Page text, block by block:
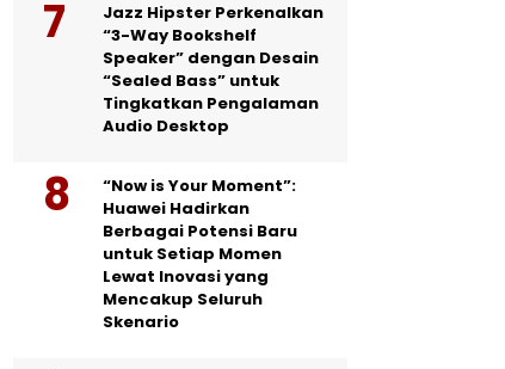
Jazz Hipster Perkenalkan
“3-Way Bookshelf
Speaker” dengan Desain
“Sealed Bass” untuk
Tingkatkan Pengalaman
Audio Desktop
“Now is Your Moment”:
Huawei Hadirkan
Berbagai Potensi Baru
untuk Setiap Momen
Lewat Inovasi yang
Mencakup Seluruh
Skenario